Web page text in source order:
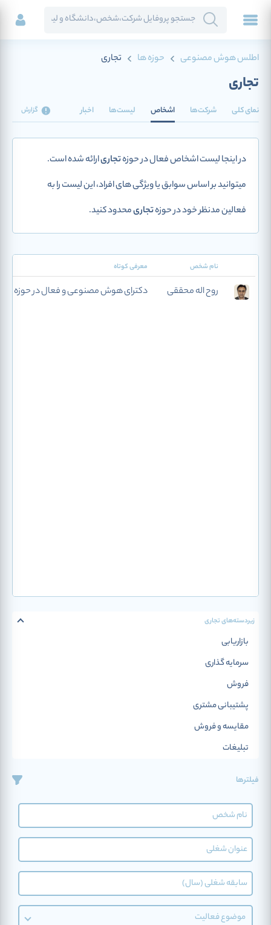
اطلس هوش مصنوعی حوزه ها تجاری
تجاری
نمای کلی شرکت‌ها اشخاص لیست‌ها اخبار گزارش
در اینجا لیست اشخاص فعال در حوزهتجاریارائه شده است.
میتوانید بر اساس سوابق یا ویژگی های افراد، این لیست را به
فعالین مدنظر خود در حوزهتجاریمحدود کنید.
نام شخص معرفی کوتاه
روح اله محققی دکترای هوش مصنوعی و فعال در حوزه
زیردسته‌‌های تجاری
بازاریابی
سرمایه گذاری
فروش
پشتیبانی مشتری
مقایسه و فروش
تبلیغات
بیمه و تقلب
خدمات مشتری
ارتباط با مشتریان
فین تک
فیلترها
موضوع فعالیت